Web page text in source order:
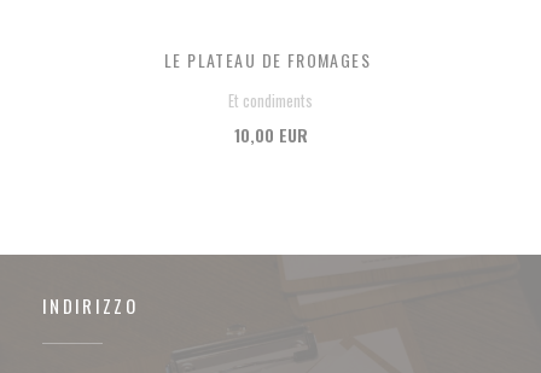
LE PLATEAU DE FROMAGES
Et condiments
10,00 EUR
INDIRIZZO